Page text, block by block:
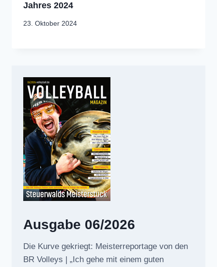
Jahres 2024
23. Oktober 2024
Ausgabe 06/2026
Die Kurve gekriegt: Meisterreportage von den
BR Volleys | „Ich gehe mit einem guten